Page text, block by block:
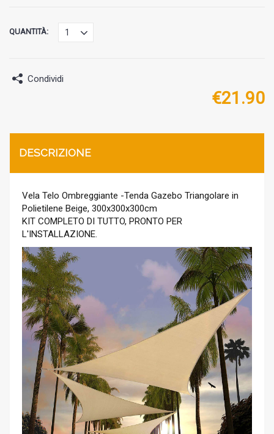
QUANTITÀ:
Condividi
€21.90
DESCRIZIONE
Vela Telo Ombreggiante -Tenda Gazebo Triangolare in
Polietilene Beige, 300x300x300cm
KIT COMPLETO DI TUTTO, PRONTO PER
L'INSTALLAZIONE.